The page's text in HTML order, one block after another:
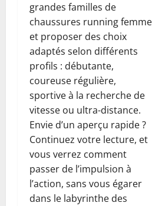
grandes familles de
chaussures running femme
et proposer des choix
adaptés selon différents
profils : débutante,
coureuse régulière,
sportive à la recherche de
vitesse ou ultra-distance.
Envie d’un aperçu rapide ?
Continuez votre lecture, et
vous verrez comment
passer de l’impulsion à
l’action, sans vous égarer
dans le labyrinthe des